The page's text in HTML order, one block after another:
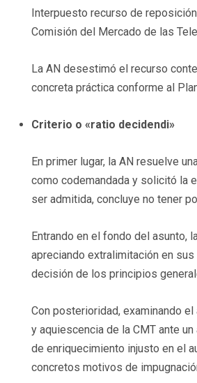
Interpuesto recurso de
Comisión del Mercado de las
La AN desestimó el recurso
concreta práctica conforme al
Criterio o «ratio decidendi»
En primer lugar, la AN resuelve
como codemandada y solicitó la
ser admitida, concluye no tener
Entrando en el fondo del asunto,
apreciando extralimitación en
decisión de los principios
Con posterioridad, examinando
y aquiescencia de la CMT ante
de enriquecimiento injusto en el
concretos motivos de